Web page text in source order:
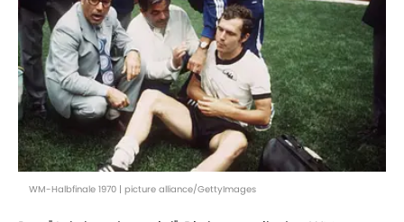
WM-Halbfinale 1970 | picture alliance/GettyImages